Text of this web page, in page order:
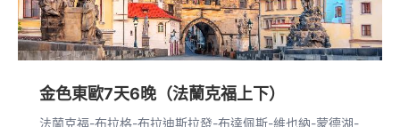
金色東歐7天6晚（法蘭克福上下）
法蘭克福-布拉格-布拉迪斯拉發-布達佩斯-維也納-蒙德湖-